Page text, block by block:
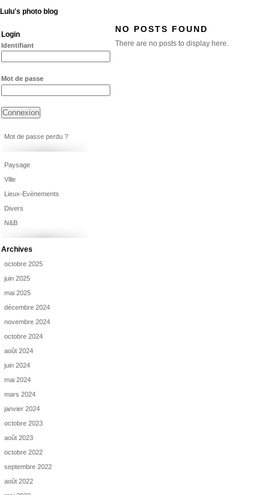
Lulu's photo blog
NO POSTS FOUND
There are no posts to display here.
Login
Identifiant
Mot de passe
Mot de passe perdu ?
Paysage
Ville
Lieux-Evènements
Divers
N&B
Archives
octobre 2025
juin 2025
mai 2025
décembre 2024
novembre 2024
octobre 2024
août 2024
juin 2024
mai 2024
mars 2024
janvier 2024
octobre 2023
août 2023
octobre 2022
septembre 2022
août 2022